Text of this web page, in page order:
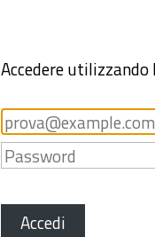
Accedere
Accedi